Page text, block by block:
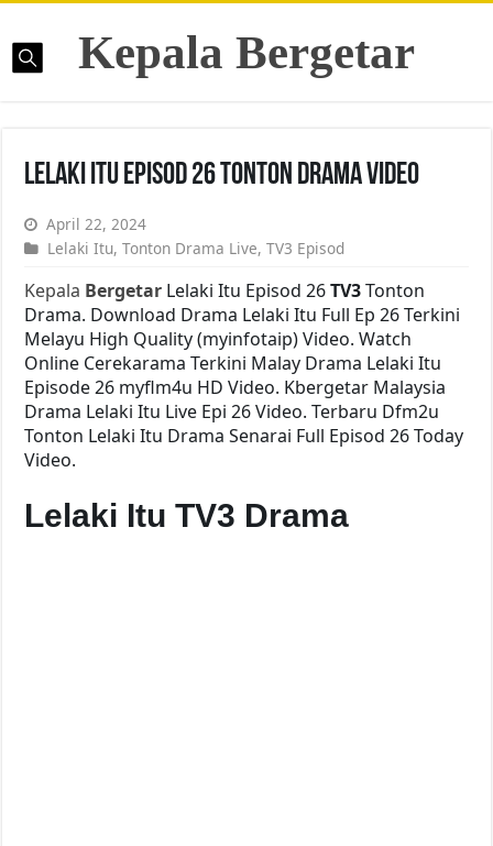
Kepala Bergetar
Lelaki Itu Episod 26 Tonton Drama Video
April 22, 2024
Lelaki Itu,Tonton Drama Live,TV3 Episod
Kepala Bergetar Lelaki Itu Episod 26TV3Tonton
Drama. Download Drama Lelaki Itu Full Ep 26 Terkini
Melayu High Quality (myinfotaip) Video. Watch
Online Cerekarama Terkini Malay Drama Lelaki Itu
Episode 26 myflm4u HD Video. Kbergetar Malaysia
Drama Lelaki Itu Live Epi 26 Video. Terbaru Dfm2u
Tonton Lelaki Itu Drama Senarai Full Episod 26 Today
Video.
Lelaki Itu TV3 Drama